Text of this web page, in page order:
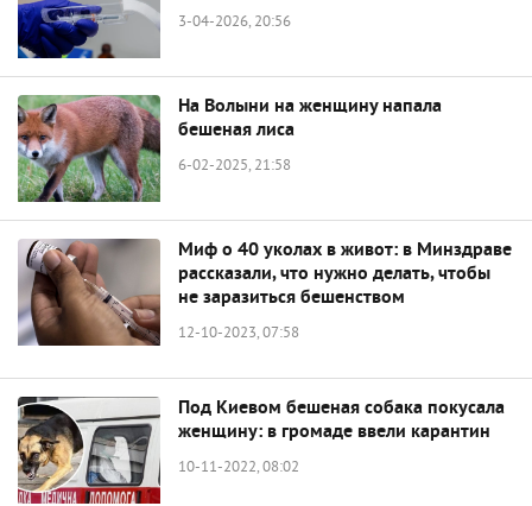
3-04-2026, 20:56
На Волыни на женщину напала
бешеная лиса
6-02-2025, 21:58
Миф о 40 уколах в живот: в Минздраве
рассказали, что нужно делать, чтобы
не заразиться бешенством
12-10-2023, 07:58
Под Киевом бешеная собака покусала
женщину: в громаде ввели карантин
10-11-2022, 08:02